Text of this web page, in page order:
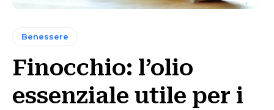
Benessere
Finocchio: l’olio
essenziale utile per i